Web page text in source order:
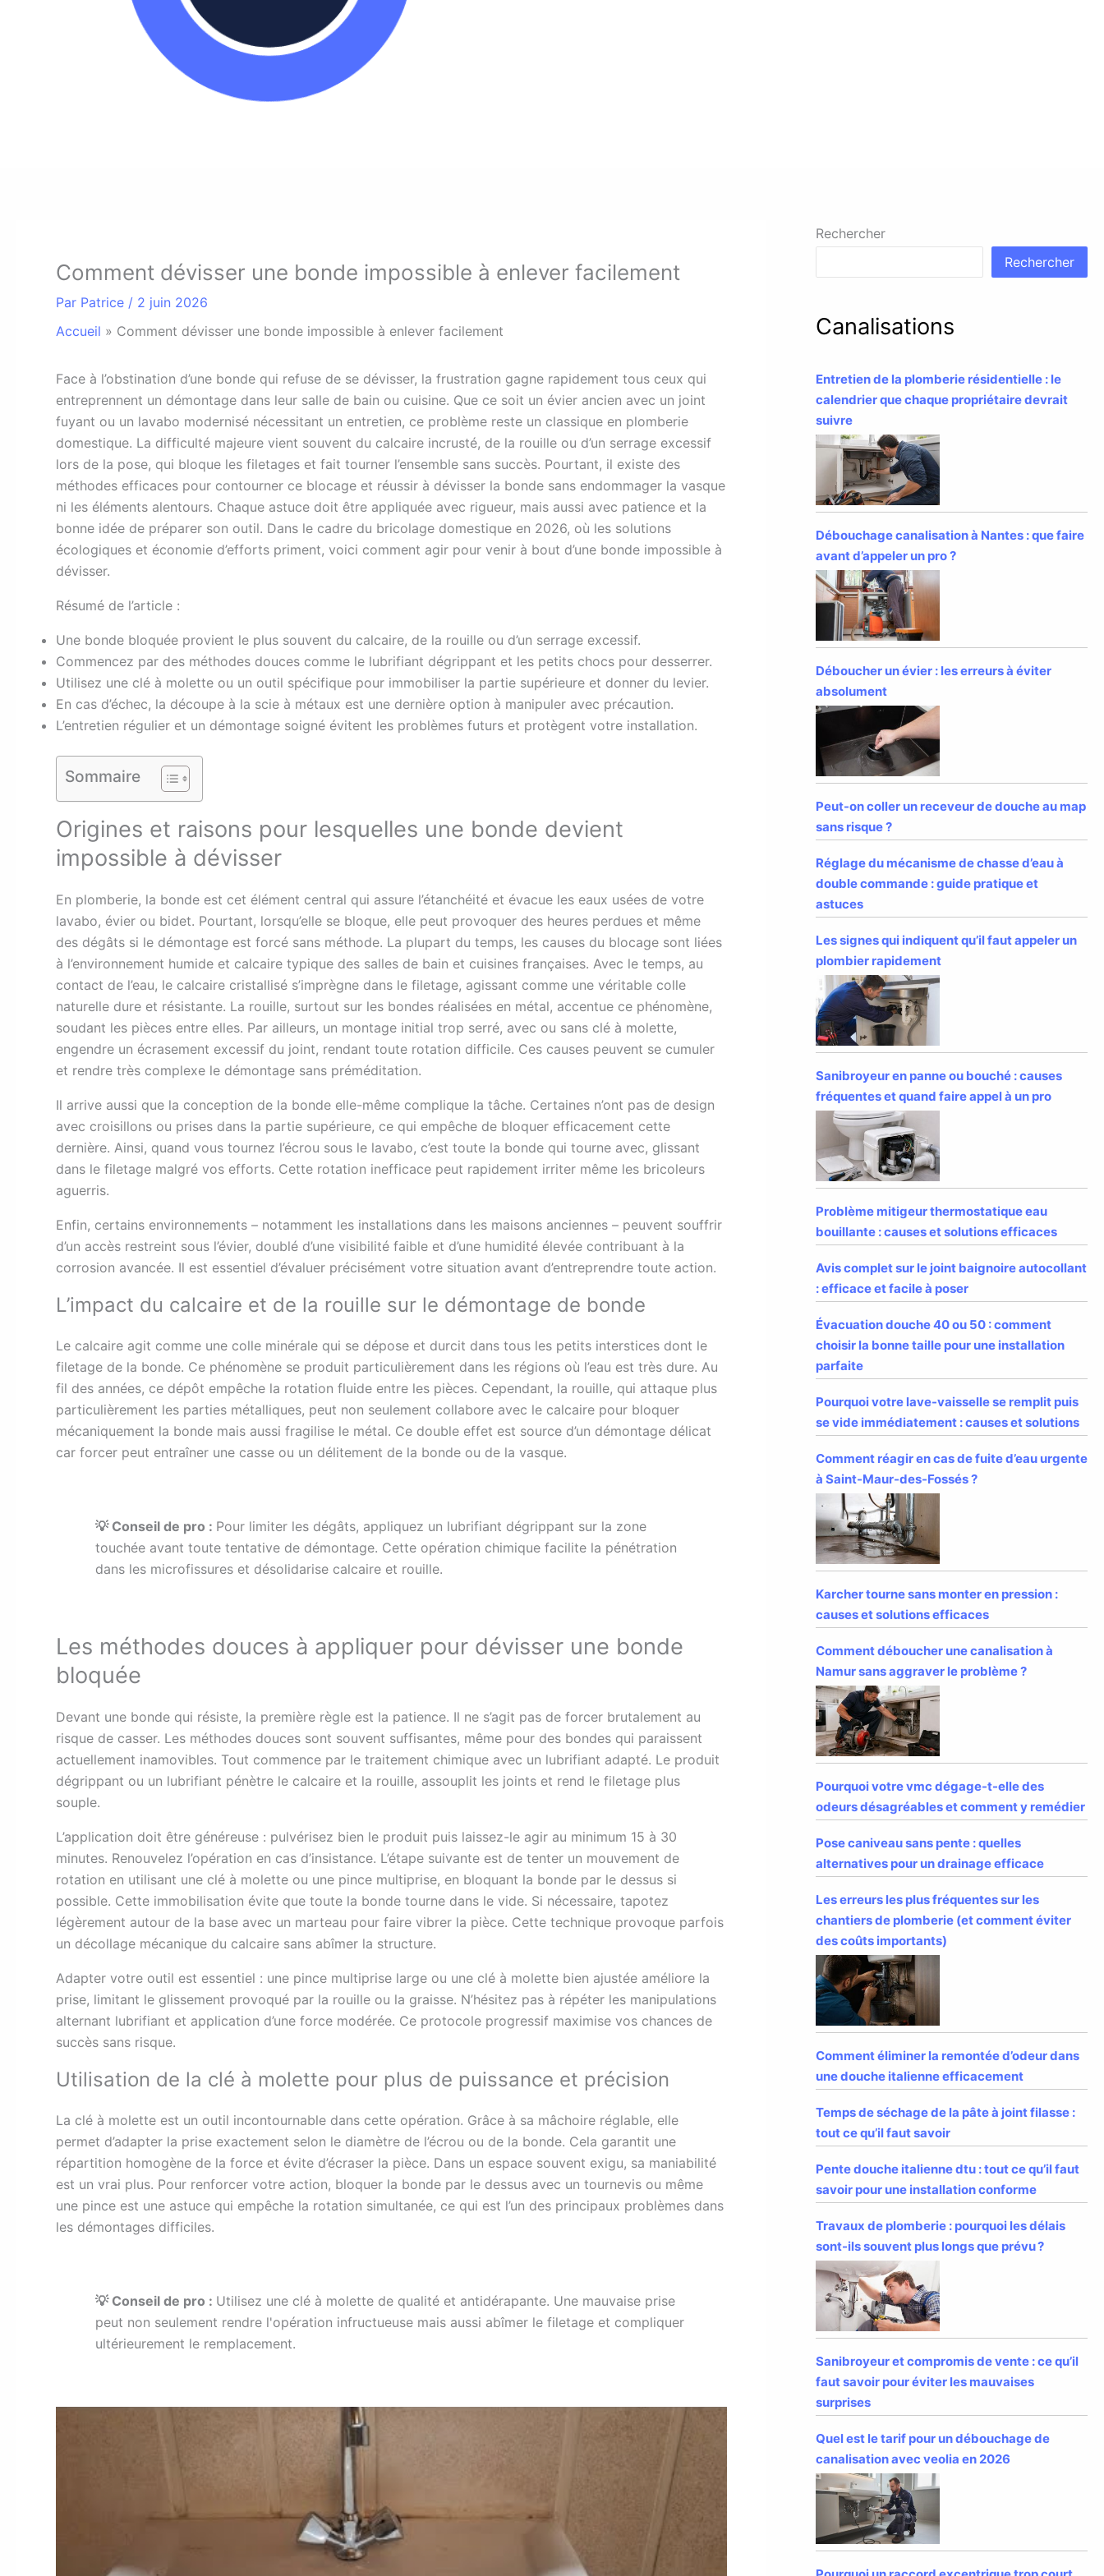
Comment dévisser une bonde impossible à enlever facilement
Par Patrice / 2 juin 2026
Accueil » Comment dévisser une bonde impossible à enlever facilement
Face à l’obstination d’une bonde qui refuse de se dévisser, la frustration gagne rapidement tous ceux qui
entreprennent un démontage dans leur salle de bain ou cuisine. Que ce soit un évier ancien avec un joint
fuyant ou un lavabo modernisé nécessitant un entretien, ce problème reste un classique en plomberie
domestique. La difficulté majeure vient souvent du calcaire incrusté, de la rouille ou d’un serrage excessif
lors de la pose, qui bloque les filetages et fait tourner l’ensemble sans succès. Pourtant, il existe des
méthodes efficaces pour contourner ce blocage et réussir à dévisser la bonde sans endommager la vasque
ni les éléments alentours. Chaque astuce doit être appliquée avec rigueur, mais aussi avec patience et la
bonne idée de préparer son outil. Dans le cadre du bricolage domestique en 2026, où les solutions
écologiques et économie d’efforts priment, voici comment agir pour venir à bout d’une bonde impossible à
dévisser.
Résumé de l’article :
Une bonde bloquée provient le plus souvent du calcaire, de la rouille ou d’un serrage excessif.
Commencez par des méthodes douces comme le lubrifiant dégrippant et les petits chocs pour desserrer.
Utilisez une clé à molette ou un outil spécifique pour immobiliser la partie supérieure et donner du levier.
En cas d’échec, la découpe à la scie à métaux est une dernière option à manipuler avec précaution.
L’entretien régulier et un démontage soigné évitent les problèmes futurs et protègent votre installation.
Sommaire
Origines et raisons pour lesquelles une bonde devient
impossible à dévisser
En plomberie, la bonde est cet élément central qui assure l’étanchéité et évacue les eaux usées de votre
lavabo, évier ou bidet. Pourtant, lorsqu’elle se bloque, elle peut provoquer des heures perdues et même
des dégâts si le démontage est forcé sans méthode. La plupart du temps, les causes du blocage sont liées
à l’environnement humide et calcaire typique des salles de bain et cuisines françaises. Avec le temps, au
contact de l’eau, le calcaire cristallisé s’imprègne dans le filetage, agissant comme une véritable colle
naturelle dure et résistante. La rouille, surtout sur les bondes réalisées en métal, accentue ce phénomène,
soudant les pièces entre elles. Par ailleurs, un montage initial trop serré, avec ou sans clé à molette,
engendre un écrasement excessif du joint, rendant toute rotation difficile. Ces causes peuvent se cumuler
et rendre très complexe le démontage sans préméditation.
Il arrive aussi que la conception de la bonde elle-même complique la tâche. Certaines n’ont pas de design
avec croisillons ou prises dans la partie supérieure, ce qui empêche de bloquer efficacement cette
dernière. Ainsi, quand vous tournez l’écrou sous le lavabo, c’est toute la bonde qui tourne avec, glissant
dans le filetage malgré vos efforts. Cette rotation inefficace peut rapidement irriter même les bricoleurs
aguerris.
Enfin, certains environnements – notamment les installations dans les maisons anciennes – peuvent souffrir
d’un accès restreint sous l’évier, doublé d’une visibilité faible et d’une humidité élevée contribuant à la
corrosion avancée. Il est essentiel d’évaluer précisément votre situation avant d’entreprendre toute action.
L’impact du calcaire et de la rouille sur le démontage de bonde
Le calcaire agit comme une colle minérale qui se dépose et durcit dans tous les petits interstices dont le
filetage de la bonde. Ce phénomène se produit particulièrement dans les régions où l’eau est très dure. Au
fil des années, ce dépôt empêche la rotation fluide entre les pièces. Cependant, la rouille, qui attaque plus
particulièrement les parties métalliques, peut non seulement collabore avec le calcaire pour bloquer
mécaniquement la bonde mais aussi fragilise le métal. Ce double effet est source d’un démontage délicat
car forcer peut entraîner une casse ou un délitement de la bonde ou de la vasque.
💡 Conseil de pro : Pour limiter les dégâts, appliquez un lubrifiant dégrippant sur la zone
touchée avant toute tentative de démontage. Cette opération chimique facilite la pénétration
dans les microfissures et désolidarise calcaire et rouille.
Les méthodes douces à appliquer pour dévisser une bonde
bloquée
Devant une bonde qui résiste, la première règle est la patience. Il ne s’agit pas de forcer brutalement au
risque de casser. Les méthodes douces sont souvent suffisantes, même pour des bondes qui paraissent
actuellement inamovibles. Tout commence par le traitement chimique avec un lubrifiant adapté. Le produit
dégrippant ou un lubrifiant pénètre le calcaire et la rouille, assouplit les joints et rend le filetage plus
souple.
L’application doit être généreuse : pulvérisez bien le produit puis laissez-le agir au minimum 15 à 30
minutes. Renouvelez l’opération en cas d’insistance. L’étape suivante est de tenter un mouvement de
rotation en utilisant une clé à molette ou une pince multiprise, en bloquant la bonde par le dessus si
possible. Cette immobilisation évite que toute la bonde tourne dans le vide. Si nécessaire, tapotez
légèrement autour de la base avec un marteau pour faire vibrer la pièce. Cette technique provoque parfois
un décollage mécanique du calcaire sans abîmer la structure.
Adapter votre outil est essentiel : une pince multiprise large ou une clé à molette bien ajustée améliore la
prise, limitant le glissement provoqué par la rouille ou la graisse. N’hésitez pas à répéter les manipulations
alternant lubrifiant et application d’une force modérée. Ce protocole progressif maximise vos chances de
succès sans risque.
Utilisation de la clé à molette pour plus de puissance et précision
La clé à molette est un outil incontournable dans cette opération. Grâce à sa mâchoire réglable, elle
permet d’adapter la prise exactement selon le diamètre de l’écrou ou de la bonde. Cela garantit une
répartition homogène de la force et évite d’écraser la pièce. Dans un espace souvent exigu, sa maniabilité
est un vrai plus. Pour renforcer votre action, bloquer la bonde par le dessus avec un tournevis ou même
une pince est une astuce qui empêche la rotation simultanée, ce qui est l’un des principaux problèmes dans
les démontages difficiles.
💡 Conseil de pro : Utilisez une clé à molette de qualité et antidérapante. Une mauvaise prise
peut non seulement rendre l'opération infructueuse mais aussi abîmer le filetage et compliquer
ultérieurement le remplacement.
Rechercher
Rechercher
Canalisations
Entretien de la plomberie résidentielle : le
calendrier que chaque propriétaire devrait
suivre
Débouchage canalisation à Nantes : que faire
avant d’appeler un pro ?
Déboucher un évier : les erreurs à éviter
absolument
Peut-on coller un receveur de douche au map
sans risque ?
Réglage du mécanisme de chasse d’eau à
double commande : guide pratique et
astuces
Les signes qui indiquent qu’il faut appeler un
plombier rapidement
Sanibroyeur en panne ou bouché : causes
fréquentes et quand faire appel à un pro
Problème mitigeur thermostatique eau
bouillante : causes et solutions efficaces
Avis complet sur le joint baignoire autocollant
: efficace et facile à poser
Évacuation douche 40 ou 50 : comment
choisir la bonne taille pour une installation
parfaite
Pourquoi votre lave-vaisselle se remplit puis
se vide immédiatement : causes et solutions
Comment réagir en cas de fuite d’eau urgente
à Saint-Maur-des-Fossés ?
Karcher tourne sans monter en pression :
causes et solutions efficaces
Comment déboucher une canalisation à
Namur sans aggraver le problème ?
Pourquoi votre vmc dégage-t-elle des
odeurs désagréables et comment y remédier
Pose caniveau sans pente : quelles
alternatives pour un drainage efficace
Les erreurs les plus fréquentes sur les
chantiers de plomberie (et comment éviter
des coûts importants)
Comment éliminer la remontée d’odeur dans
une douche italienne efficacement
Temps de séchage de la pâte à joint filasse :
tout ce qu’il faut savoir
Pente douche italienne dtu : tout ce qu’il faut
savoir pour une installation conforme
Travaux de plomberie : pourquoi les délais
sont-ils souvent plus longs que prévu ?
Sanibroyeur et compromis de vente : ce qu’il
faut savoir pour éviter les mauvaises
surprises
Quel est le tarif pour un débouchage de
canalisation avec veolia en 2026